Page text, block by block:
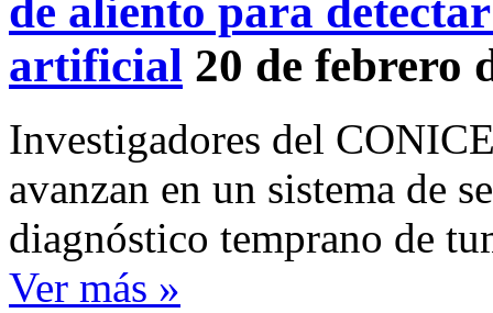
de aliento para
artificial 20 de febrero
Investigadores del
avanzan en un sistema de
diagnóstico temprano de
Ver más »